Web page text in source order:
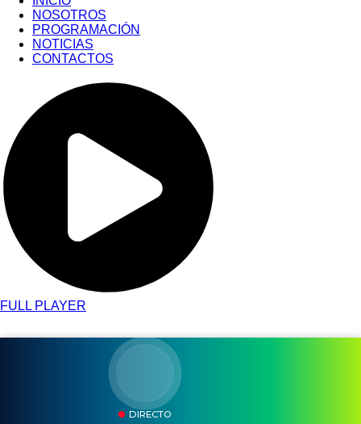
NOSOTROS
PROGRAMACIÓN
NOTICIAS
CONTACTOS
FULL PLAYER
DIRECTO